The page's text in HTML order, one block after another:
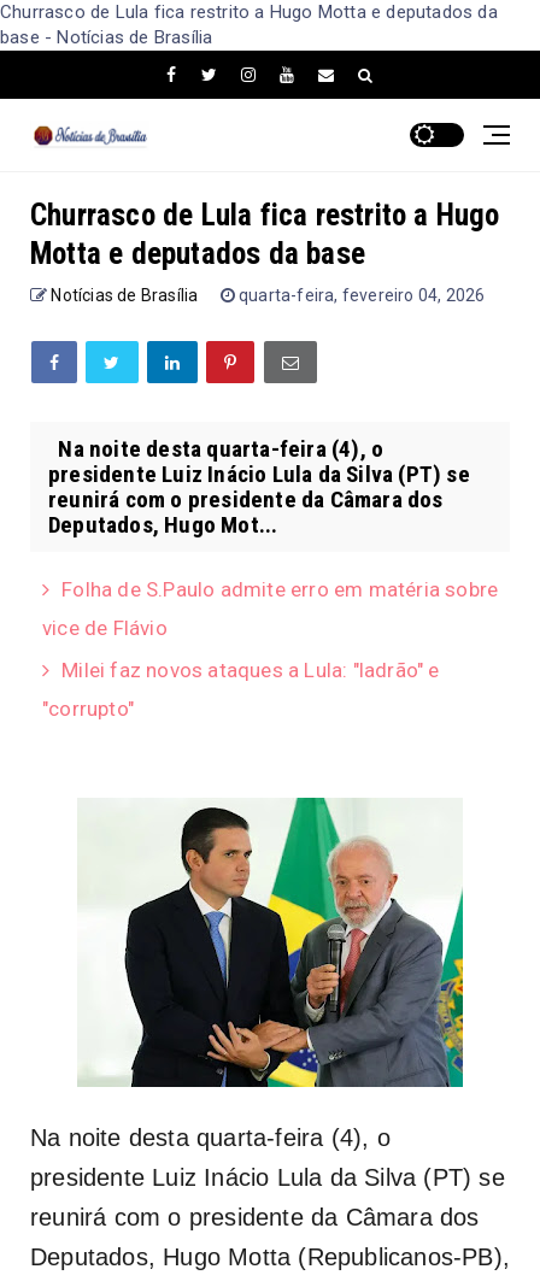
Churrasco de Lula fica restrito a Hugo Motta e deputados da
base - Notícias de Brasília
Churrasco de Lula fica restrito a Hugo
Motta e deputados da base
Notícias de Brasília quarta-feira, fevereiro 04, 2026
Na noite desta quarta-feira (4), o
presidente Luiz Inácio Lula da Silva (PT) se
reunirá com o presidente da Câmara dos
Deputados, Hugo Mot...
Folha de S.Paulo admite erro em matéria sobre
vice de Flávio
Milei faz novos ataques a Lula: "ladrão" e
"corrupto"
Na noite desta quarta-feira (4), o
presidente Luiz Inácio Lula da Silva (PT) se
reunirá com o presidente da Câmara dos
Deputados, Hugo Motta (Republicanos‑PB),